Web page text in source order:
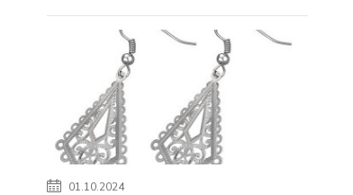
01.10.2024